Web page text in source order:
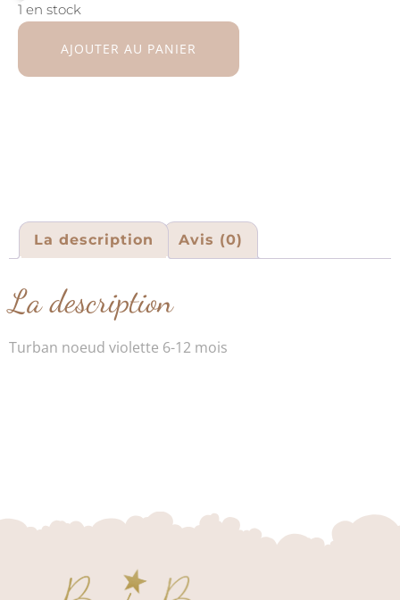
1 en stock
AJOUTER AU PANIER
La description Avis (0)
La description
Turban noeud violette 6-12 mois